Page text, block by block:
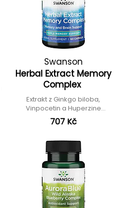
Swanson
Herbal Extract Memory
Complex
Extrakt z Ginkgo biloba,
Vinpocetin a Huperzine
serrata
707 Kč